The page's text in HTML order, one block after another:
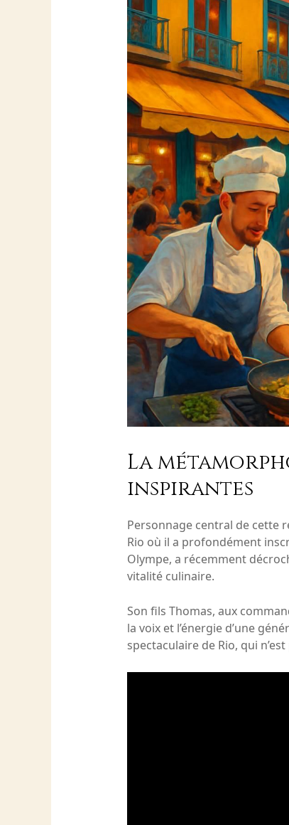
La
inspirantes
Personnage central de cette
Rio où il a profondément
Olympe, a récemment
vitalité culinaire.
Son fils Thomas, aux
la voix et l’énergie d’une
spectaculaire de Rio, qui